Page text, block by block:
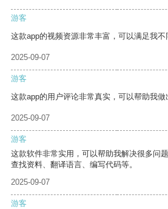
游客
这款app的视频资源非常丰富，可以满足我不
2025-09-07
游客
这款app的用户评论非常真实，可以帮助我做
2025-09-07
游客
这款软件非常实用，可以帮助我解决很多问
查找资料、翻译语言、编写代码等。
2025-09-07
游客